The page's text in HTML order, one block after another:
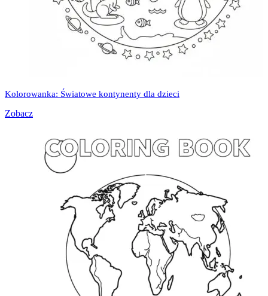
Kolorowanka: Światowe kontynenty dla dzieci
Zobacz